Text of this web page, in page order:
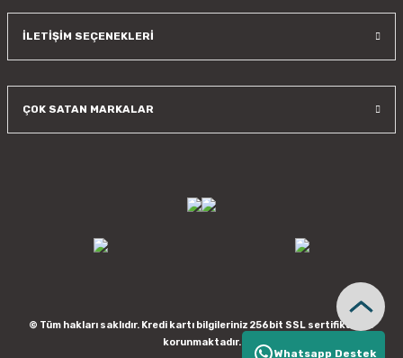
İLETİŞİM SEÇENEKLERİ
ÇOK SATAN MARKALAR
© Tüm hakları saklıdır. Kredi kartı bilgileriniz 256bit SSL sertifikası ile
korunmaktadır.
Whatsapp Destek